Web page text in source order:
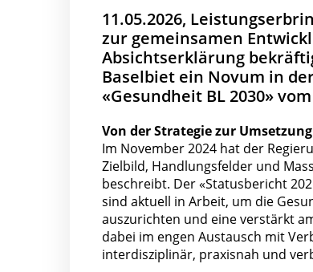
11.05.2026,
zur gemeinsamen
Absichtserklärung
Baselbiet ein Novum in
«Gesundheit BL 2030»
Von der Strategie zur Umsetzung
Im November 2024 hat der
Zielbild, Handlungsfelder und
beschreibt. Der «Statusbericht
sind aktuell in Arbeit, um die
auszurichten und eine verstärkt
dabei im engen Austausch mit
interdisziplinär, praxisnah und